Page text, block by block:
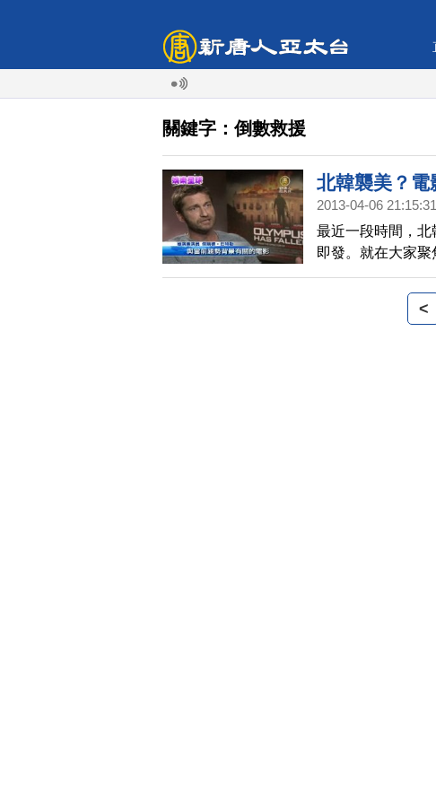
關鍵字：倒數救援
北韓襲美？電
2013-04-06 21:15:31
最近一段時間，
即發。就在大家
倒數救援》的新
<